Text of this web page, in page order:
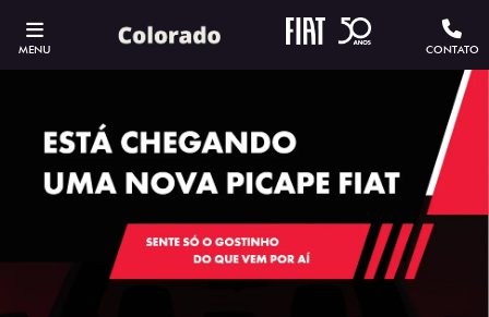
MENU CONTATO